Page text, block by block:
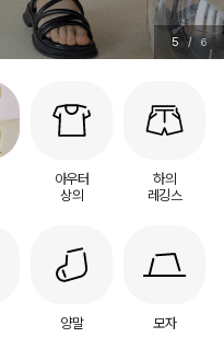
5 / 6
아우터
상의
하의
레깅스
양말 모자